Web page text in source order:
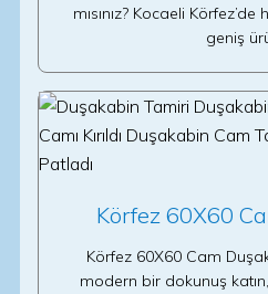
mısınız? Kocaeli
geniş
Körfez 60X60
Körfez 60X60 Cam
modern bir dokunuş katın,